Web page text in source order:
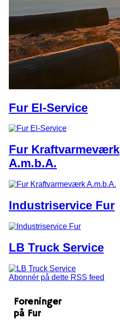
Fur El-Service
Fur Kraftvarmeværk
A.m.b.A.
Industriservice Fur
LB Truck Service
Abonnér på dette RSS feed
Foreninger
på Fur